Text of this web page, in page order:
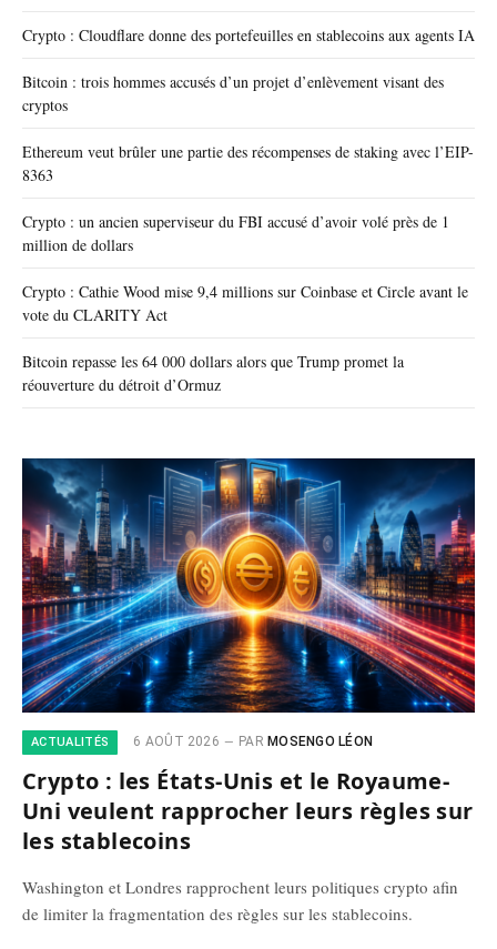
Crypto : Cloudflare donne des portefeuilles en stablecoins aux agents IA
Bitcoin : trois hommes accusés d’un projet d’enlèvement visant des
cryptos
Ethereum veut brûler une partie des récompenses de staking avec l’EIP-
8363
Crypto : un ancien superviseur du FBI accusé d’avoir volé près de 1
million de dollars
Crypto : Cathie Wood mise 9,4 millions sur Coinbase et Circle avant le
vote du CLARITY Act
Bitcoin repasse les 64 000 dollars alors que Trump promet la
réouverture du détroit d’Ormuz
ACTUALITÉS 6 AOÛT 2026 PAR MOSENGO LÉON
Crypto : les États-Unis et le Royaume-
Uni veulent rapprocher leurs règles sur
les stablecoins
Washington et Londres rapprochent leurs politiques crypto afin
de limiter la fragmentation des règles sur les stablecoins.